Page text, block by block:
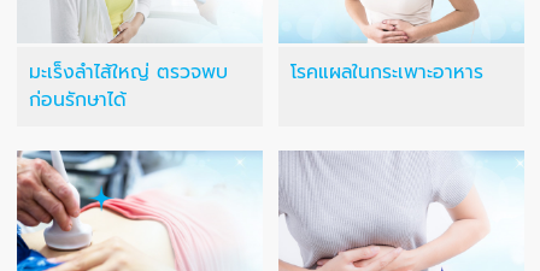
มะเร็งลำไส้ใหญ่ ตรวจพบ
ก่อนรักษาได้
โรคแผลในกระเพาะอาหาร